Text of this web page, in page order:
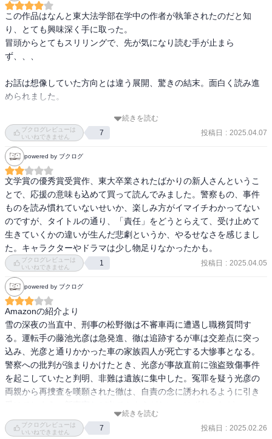
依頼を受ける。
真相が明らかになったことで新たな犯罪者が出てきてしまうのだ
が、徹をふくめ、多くの人の苦しみに一段落ついたのかと思うと、
これで良かったんだと素直に思える。
この作品には加害者家族の苦しみ、そして事故を起こしてしまった
警察や刑事たちの苦しみは描かれているが、なぜか巻き込まれて死
んだ家族の話はほぼ出てこない。そのせいで徹の罪悪感がすべて加
害者家族に向いているように感じてしまうのだが、これはうまい誘
導だと思う。
徹へは最初から最後まで嫌悪感しかなかった。
依頼を受けたのは自分なのにグチグチ言い訳ばかり。「お前は悪く
ない」と言われるためだけに愚痴ってるのがまる分かり。
事故があった当初も、同乗していた水脇は現実を見てあれこれ気を
回していたのに、徹は12年前も現在も自分のことしか考えていな
い。
ずっとイライラしっぱなしだったから、青柿さんがガツンと言って
くれたときは、めちゃくちゃスッキリした。青柿さんマジでかっこ
いいです！
終始たんたんとした語り口だったので、心情に訴えかけるような文
章だったらもっと良かったのにと思う。
この作品はなんと東大法学部在学中の作者が執筆されたのだと知
り、とても興味深く手に取った。
冒頭からとてもスリリングで、先が気になり読む手が止まら
ず、、、
お話は想像していた方向とは違う展開、驚きの結末。面白く読み進
められました。
警察官を身内に持つのは大変だろうな〜とかそんな人とは余程の覚
悟がないと結婚できないな〜とか作品とは関係ないことを思ってし
まった。
くどいようだが、この作者が法学部の学生でありながらの執筆に感
動。また専門的な用語を多用使するでもなく、凡人の私にさえ楽し
めてしまうこんな力作、今後にかなり期待する！
続きを読む
ブクログレビューは
いいねできません
7 投稿日 : 2025.04.07
powered by ブクログ
文学賞の優秀賞受賞作、東大卒業されたばかりの新人さんというこ
とで、応援の意味も込めて買って読んでみました。警察もの、事件
ものを読み慣れていないせいか、楽しみ方がイマイチわかってない
のですが、タイトルの通り、「責任」をどうとらえて、受け止めて
生きていくかの違いが生んだ悲劇というか、やるせなさを感じまし
た。キャラクターやドラマは少し物足りなかったかも。
ブクログレビューは
いいねできません
1 投稿日 : 2025.04.05
powered by ブクログ
Amazonの紹介より
雪の深夜の当直中、刑事の松野徹は不審車両に遭遇し職務質問す
る。運転手の藤池光彦は急発進、徹は追跡するが車は交差点に突っ
込み、光彦と通りかかった車の家族四人が死亡する大惨事となる。
警察への批判が強まりかけたとき、光彦が事故直前に強盗致傷事件
を起こしていたと判明、非難は遺族に集中した。冤罪を疑う光彦の
両親から再捜査を嘆願された徹は、自責の念に誘われるように引き
続きを読む
ブクログレビューは
いいねできません
7 投稿日 : 2025.02.26